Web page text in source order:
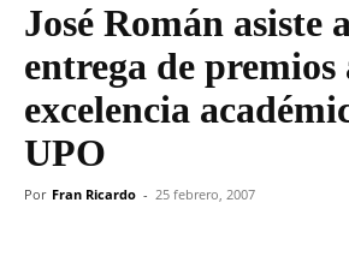
José Román asiste
entrega de premios
excelencia
UPO
Por Fran Ricardo - 25 febrero, 2007